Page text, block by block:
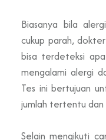
Biasanya bila
cukup parah,
bisa terdeteksi
mengalami alergi
Tes ini bertujuan
jumlah tertentu dan
Selain mengikuti